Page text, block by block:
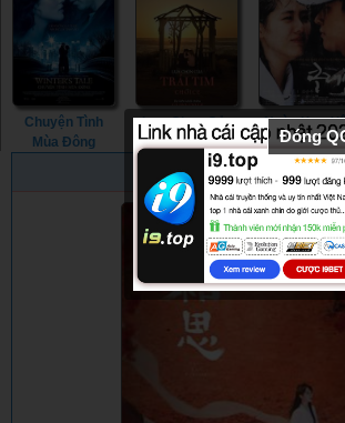
Blue (2023)
Candles (2023)
Crashers
Chuyện Tình
Mùa Đông
Lựa Chọn Của
Trái Tim (2016) -
The Choice
(2016)
Ngày Xưa
Dấu (2003) -
Classic
PHIM NGẪU NHIÊN
Đóng